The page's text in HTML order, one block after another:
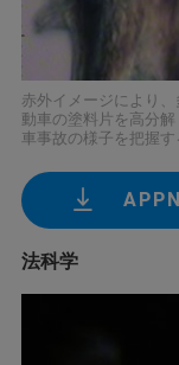
赤外イメージにより
動車の塗料片を高分
車事故の様子を把握す
法科学